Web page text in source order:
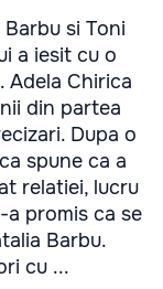
si Toni
a iesit cu o
Adela Chirica
din partea
Dupa o
spune ca a
relatiei, lucru
promis ca se
Barbu.
cu ...